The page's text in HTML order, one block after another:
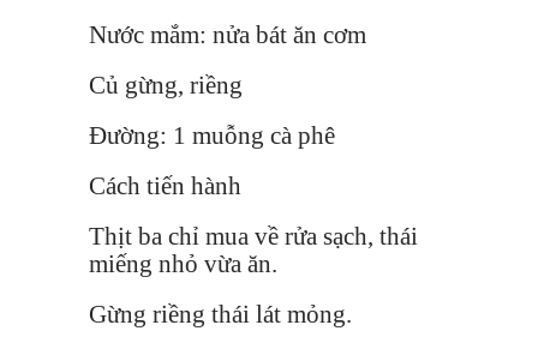
Nước mắm: nửa bát ăn cơm
Củ gừng, riềng
Đường: 1 muỗng cà phê
Cách tiến hành
Thịt ba chỉ mua về rửa sạch, thái
miếng nhỏ vừa ăn.
Gừng riềng thái lát mỏng.